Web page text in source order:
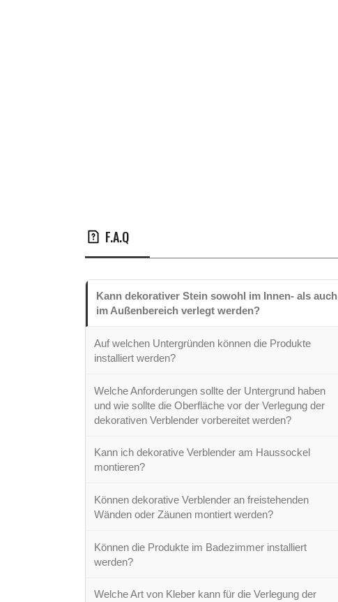
F.A.Q
Kann dekorativer Stein sowohl im Innen- als auch
im Außenbereich verlegt werden?
Auf welchen Untergründen können die Produkte
installiert werden?
Welche Anforderungen sollte der Untergrund haben
und wie sollte die Oberfläche vor der Verlegung der
dekorativen Verblender vorbereitet werden?
Kann ich dekorative Verblender am Haussockel
montieren?
Können dekorative Verblender an freistehenden
Wänden oder Zäunen montiert werden?
Können die Produkte im Badezimmer installiert
werden?
Welche Art von Kleber kann für die Verlegung der